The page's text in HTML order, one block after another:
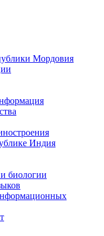
Мордовия
Индия
биологии